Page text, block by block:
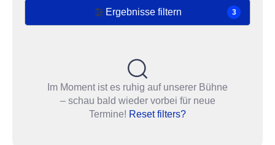
Ergebnisse filtern 3
Im Moment ist es ruhig auf unserer Bühne
– schau bald wieder vorbei für neue
Termine! Reset filters?